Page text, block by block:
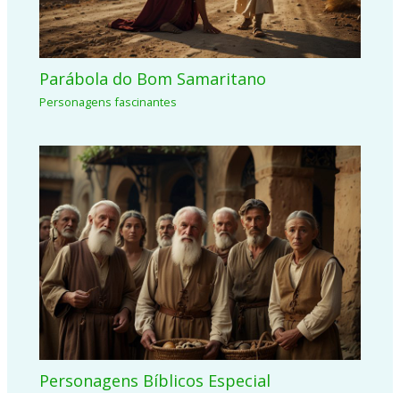
Parábola do Bom Samaritano
Personagens fascinantes
Personagens Bíblicos Especial